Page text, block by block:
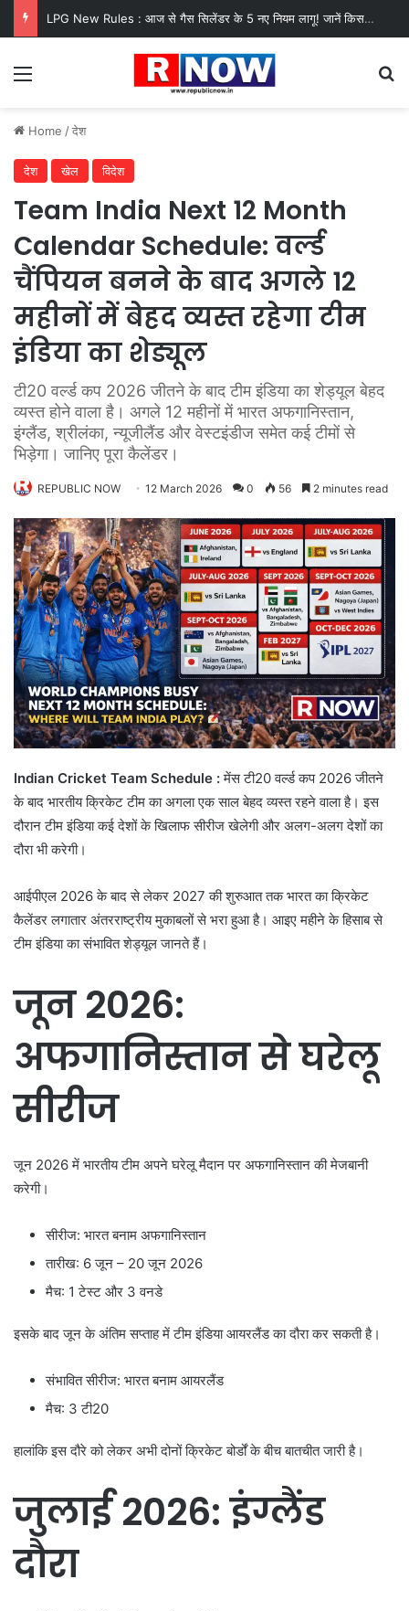
LPG New Rules : आज से गैस सिलेंडर के 5 नए नियम लागू! जानें किसका कटेगा कनेक्शन, कितने दिन बाद होगी बुकिंग?
Menu
Home /देश
देश खेल विदेश
Team India Next 12 Month
Calendar Schedule: वर्ल्ड
चैंपियन बनने के बाद अगले 12
महीनों में बेहद व्यस्त रहेगा टीम
इंडिया का शेड्यूल
टी20 वर्ल्ड कप 2026 जीतने के बाद टीम इंडिया का शेड्यूल बेहद
व्यस्त होने वाला है। अगले 12 महीनों में भारत अफगानिस्तान,
इंग्लैंड, श्रीलंका, न्यूजीलैंड और वेस्टइंडीज समेत कई टीमों से
भिड़ेगा। जानिए पूरा कैलेंडर।
REPUBLIC NOW 12 March 2026 0 56 2 minutes read
Indian Cricket Team Schedule :मेंस टी20 वर्ल्ड कप 2026 जीतने
के बाद भारतीय क्रिकेट टीम का अगला एक साल बेहद व्यस्त रहने वाला है। इस
दौरान टीम इंडिया कई देशों के खिलाफ सीरीज खेलेगी और अलग-अलग देशों का
दौरा भी करेगी।
आईपीएल 2026 के बाद से लेकर 2027 की शुरुआत तक भारत का क्रिकेट
कैलेंडर लगातार अंतरराष्ट्रीय मुकाबलों से भरा हुआ है। आइए महीने के हिसाब से
टीम इंडिया का संभावित शेड्यूल जानते हैं।
जून 2026:
अफगानिस्तान से घरेलू
सीरीज
जून 2026 में भारतीय टीम अपने घरेलू मैदान पर अफगानिस्तान की मेजबानी
करेगी।
सीरीज: भारत बनाम अफगानिस्तान
तारीख: 6 जून – 20 जून 2026
मैच: 1 टेस्ट और 3 वनडे
इसके बाद जून के अंतिम सप्ताह में टीम इंडिया आयरलैंड का दौरा कर सकती है।
संभावित सीरीज: भारत बनाम आयरलैंड
मैच: 3 टी20
हालांकि इस दौरे को लेकर अभी दोनों क्रिकेट बोर्डों के बीच बातचीत जारी है।
जुलाई 2026: इंग्लैंड
दौरा